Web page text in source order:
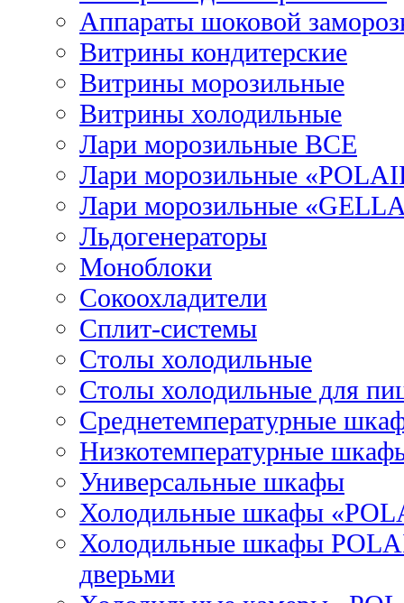
Аппараты шоковой
Витрины кондитерские
Витрины морозильные
Витрины холодильные
Лари морозильные ВСЕ
Лари морозильные
Лари морозильные
Льдогенераторы
Моноблоки
Сокоохладители
Сплит-системы
Столы холодильные
Столы холодильные для
Среднетемпературные
Низкотемпературные
Универсальные шкафы
Холодильные шкафы
Холодильные шкафы
дверьми